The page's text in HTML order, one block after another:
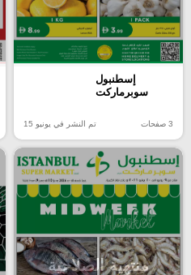
إسطنبول
سوبرماركت
3 صفحات تم النشر في يونيو 15
منتهية الصلاحية